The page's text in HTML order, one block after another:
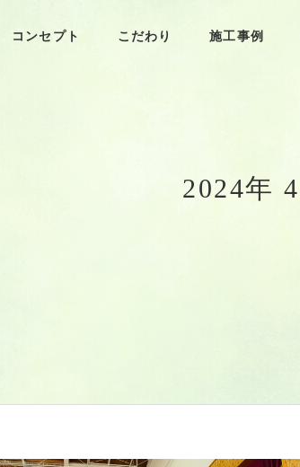
コンセプト こだわり 施工事例
2024年 4